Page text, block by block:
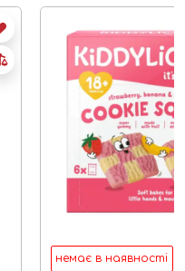
немає в наявності